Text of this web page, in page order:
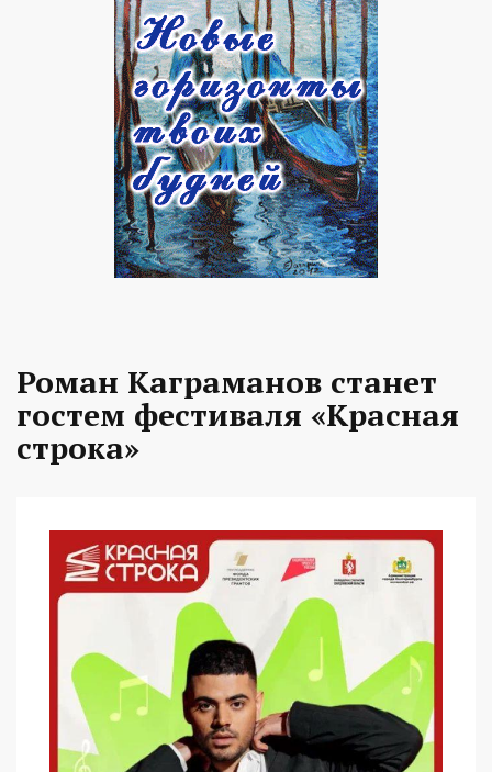
Роман Каграманов станет
гостем фестиваля «Красная
строка»